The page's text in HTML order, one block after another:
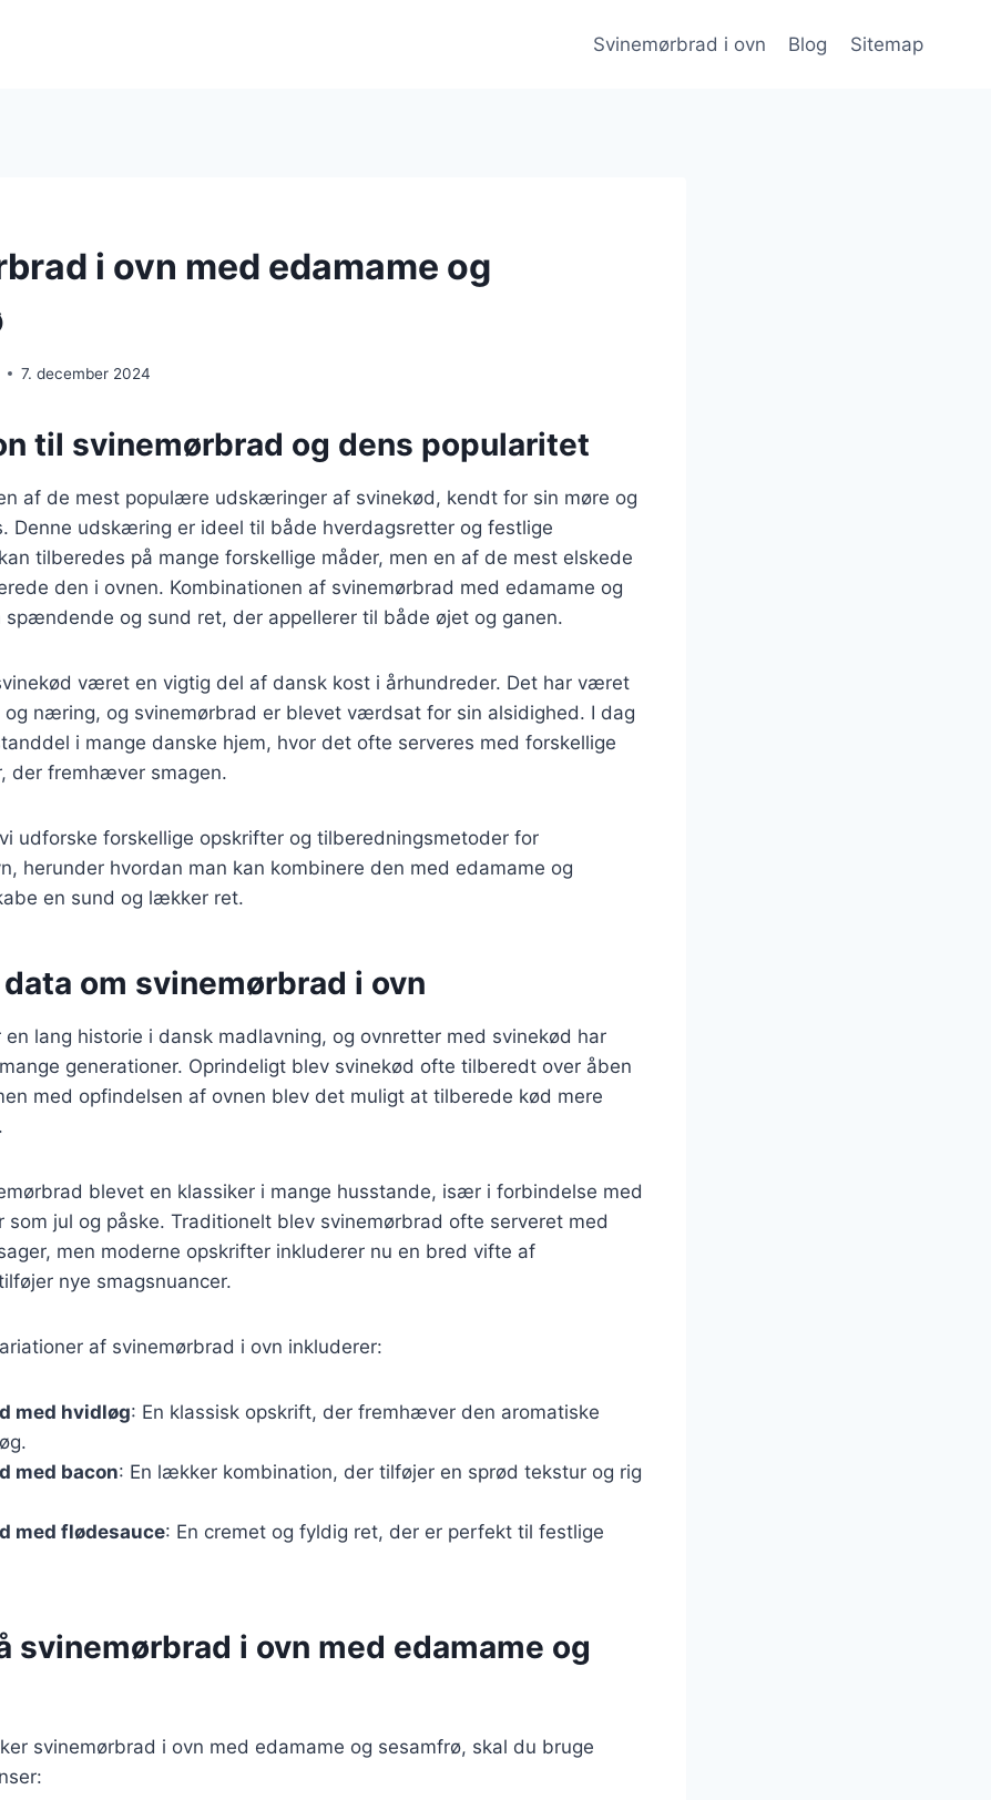
Svinemørbrad i ovn Blog Sitemap
i ovn med edamame og
7. december 2024
til svinemørbrad og dens popularitet
af de mest populære udskæringer af svinekød, kendt for sin møre og
Denne udskæring er ideel til både hverdagsretter og festlige
tilberedes på mange forskellige måder, men en af de mest elskede
den i ovnen. Kombinationen af svinemørbrad med edamame og
spændende og sund ret, der appellerer til både øjet og ganen.
været en vigtig del af dansk kost i århundreder. Det har været
og næring, og svinemørbrad er blevet værdsat for sin alsidighed. I dag
i mange danske hjem, hvor det ofte serveres med forskellige
der fremhæver smagen.
udforske forskellige opskrifter og tilberedningsmetoder for
herunder hvordan man kan kombinere den med edamame og
en sund og lækker ret.
om svinemørbrad i ovn
en lang historie i dansk madlavning, og ovnretter med svinekød har
generationer. Oprindeligt blev svinekød ofte tilberedt over åben
med opfindelsen af ovnen blev det muligt at tilberede kød mere
blevet en klassiker i mange husstande, især i forbindelse med
som jul og påske. Traditionelt blev svinemørbrad ofte serveret med
men moderne opskrifter inkluderer nu en bred vifte af
nye smagsnuancer.
af svinemørbrad i ovn inkluderer:
med hvidløg: En klassisk opskrift, der fremhæver den aromatiske
med bacon: En lækker kombination, der tilføjer en sprød tekstur og rig
med flødesauce: En cremet og fyldig ret, der er perfekt til festlige
svinemørbrad i ovn med edamame og
svinemørbrad i ovn med edamame og sesamfrø, skal du bruge